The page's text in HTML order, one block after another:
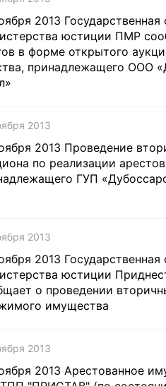
2013
юстиции ПМР
в форме открытого
принадлежащего ООО
2013
2013 Проведение
по реализации
ГУП
2013
2013
юстиции
о проведении
имущества
2013
2013 Арестованное